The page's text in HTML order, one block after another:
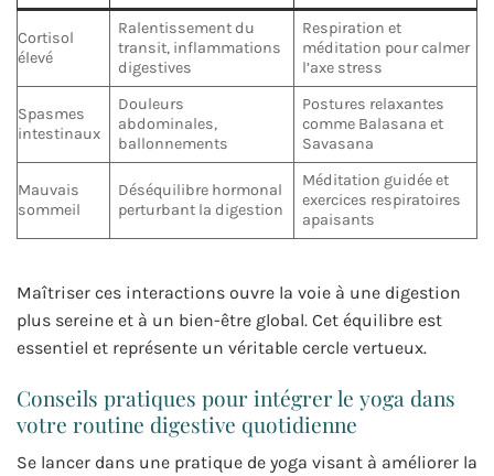
Cortisol
élevé
Ralentissement du
transit, inflammations
digestives
Respiration et
méditation pour calmer
l’axe stress
Spasmes
intestinaux
Douleurs
abdominales,
ballonnements
Postures relaxantes
comme Balasana et
Savasana
Mauvais
sommeil
Déséquilibre hormonal
perturbant la digestion
Méditation guidée et
exercices respiratoires
apaisants
Maîtriser ces interactions ouvre la voie à une digestion
plus sereine et à un bien-être global. Cet équilibre est
essentiel et représente un véritable cercle vertueux.
Conseils pratiques pour intégrer le yoga dans
votre routine digestive quotidienne
Se lancer dans une pratique de yoga visant à améliorer la